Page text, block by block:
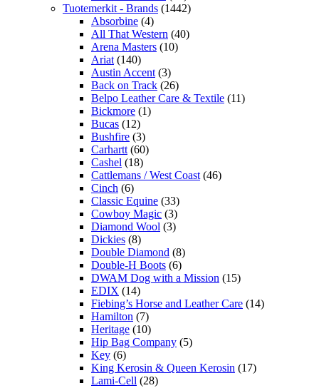
Tuotemerkit - Brands (1442)
Absorbine (4)
All That Western (40)
Arena Masters (10)
Ariat (140)
Austin Accent (3)
Back on Track (26)
Belpo Leather Care & Textile (11)
Bickmore (1)
Bucas (12)
Bushfire (3)
Carhartt (60)
Cashel (18)
Cattlemans / West Coast (46)
Cinch (6)
Classic Equine (33)
Cowboy Magic (3)
Diamond Wool (3)
Dickies (8)
Double Diamond (8)
Double-H Boots (6)
DWAM Dog with a Mission (15)
EDIX (14)
Fiebing’s Horse and Leather Care (14)
Hamilton (7)
Heritage (10)
Hip Bag Company (5)
Key (6)
King Kerosin & Queen Kerosin (17)
Lami-Cell (28)